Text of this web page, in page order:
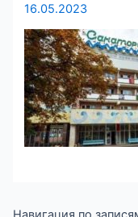
16.05.2023